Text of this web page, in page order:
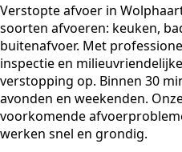
Verstopte afvoer in
soorten afvoeren: keuken,
buitenafvoer. Met
inspectie en
verstopping op. Binnen 30
avonden en weekenden.
voorkomende
werken snel en grondig.